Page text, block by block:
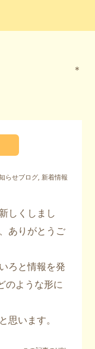
＊
らせブログ, 新着情報
しくしまし
ありがとうご
ろと情報を発
のような形に
思います。